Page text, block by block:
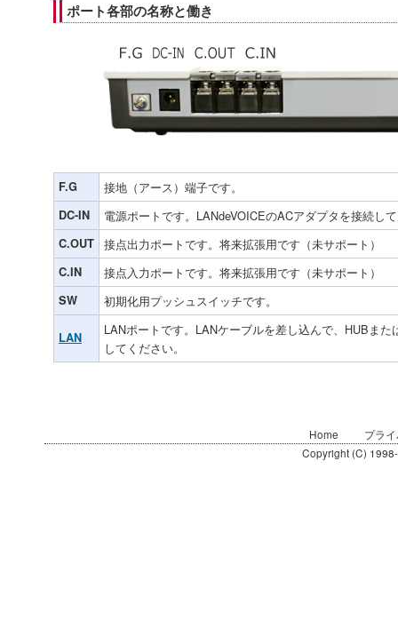
ポート各部の名称と働き
F.G 接地（アース）端子です。
DC-IN 電源ポートです。LANdeVOICEのACアダプタを接続し
C.OUT 接点出力ポートです。将来拡張用です（未サポート）
C.IN 接点入力ポートです。将来拡張用です（未サポート）
SW 初期化用プッシュスイッチです。
LAN
LANポートです。LANケーブルを差し込んで、HUBま
してください。
Home
プラ
Copyright (C)